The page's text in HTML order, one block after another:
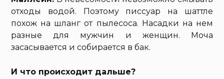
отходы водой. Поэтому писсуар на шаттле
похож на шланг от пылесоса. Насадки на нем
разные для мужчин и женщин. Моча
засасывается и собирается в бак.
И что происходит дальше?